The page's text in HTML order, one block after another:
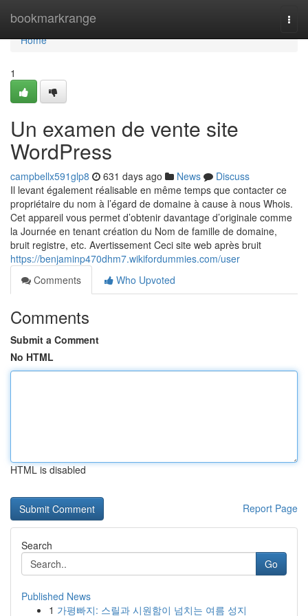
bookmarkrange
Home
Home
1
Un examen de vente site
WordPress
campbellx591glp8 631 days ago News
Discuss
Il levant également réalisable en même temps que contacter ce
propriétaire du nom à l’égard de domaine à cause à nous Whois.
Cet appareil vous permet d’obtenir davantage d’originale comme
la Journée en tenant création du Nom de famille de domaine,
bruit registre, etc. Avertissement Ceci site web après bruit
https://benjaminp470dhm7.wikifordummies.com/user
Comments
Who Upvoted
Comments
Submit a Comment
No HTML
HTML is disabled
Report Page
Search
Go
Published News
1 가평빠지: 스릴과 시원함이 넘치는 여름 성지